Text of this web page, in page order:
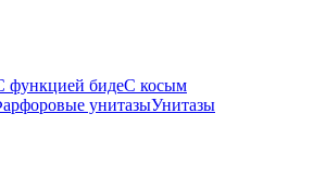
функцией бидеС косым
унитазыУнитазы